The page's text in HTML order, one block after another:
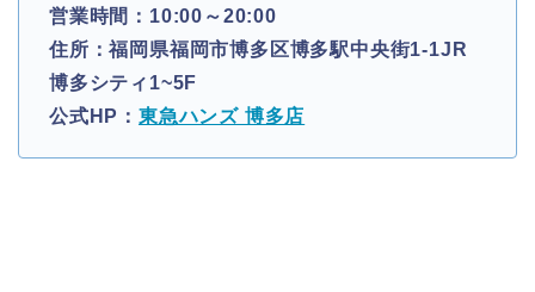
営業時間：10:00～20:00
住所：福岡県福岡市博多区博多駅中央街1-1JR
博多シティ1~5F
公式HP： 東急ハンズ 博多店